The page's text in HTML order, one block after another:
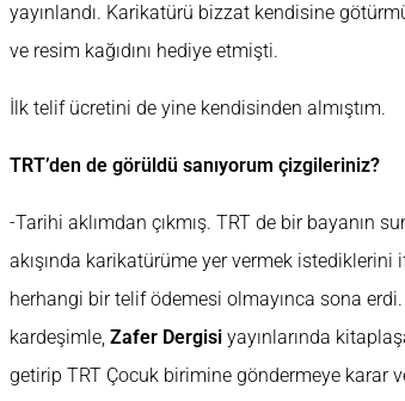
yayınlandı. Karikatürü bizzat kendisine
ve resim kağıdını hediye etmişti.
İlk telif ücretini de yine kendisinden almıştım.
TRT’den de görüldü sanıyorum çizgileriniz?
-Tarihi aklımdan çıkmış. TRT de bir bayanın
akışında karikatürüme yer vermek
herhangi bir telif ödemesi olmayınca sona
kardeşimle, Zafer Dergisi yayınlarında
getirip TRT Çocuk birimine göndermeye karar